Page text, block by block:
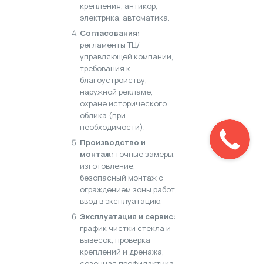
крепления, антикор,
электрика, автоматика.
Согласования:
регламенты ТЦ/
управляющей компании,
требования к
благоустройству,
наружной рекламе,
охране исторического
облика (при
необходимости).
Производство и
монтаж: точные замеры,
изготовление,
безопасный монтаж с
ограждением зоны работ,
ввод в эксплуатацию.
Эксплуатация и сервис:
график чистки стекла и
вывесок, проверка
креплений и дренажа,